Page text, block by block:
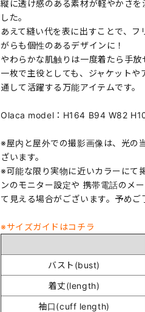
縦に透け感のある素材が軽やかさ
した。
あえて縫い代を表に出すことで、
がらも個性のあるデザインに！
やわらかな肌触りは一度着たら手放
一枚で主役としても、ジャケット
通して活躍する万能アイテムです。
Olaca model：H164 B94 W82
※屋内と屋外での撮影画像は、光の
ざいます。
※可能な限り実物に近いカラーに
ンのモニター設定や 携帯電話のメ
て見える場合がございます。予めご
※サイズガイドはコチラ
バスト(bust)
着丈(length)
袖口(cuff length)